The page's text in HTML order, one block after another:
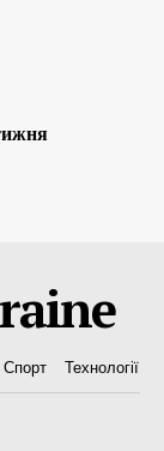
Спорт Технології